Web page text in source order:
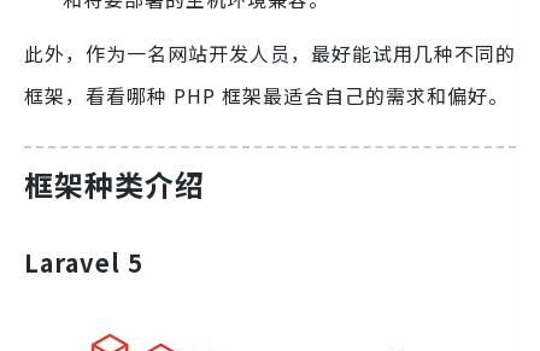
此外，作为一名网站开发人员，最好能试用几种不同的
框架，看看哪种 PHP 框架最适合自己的需求和偏好。
框架种类介绍
Laravel 5